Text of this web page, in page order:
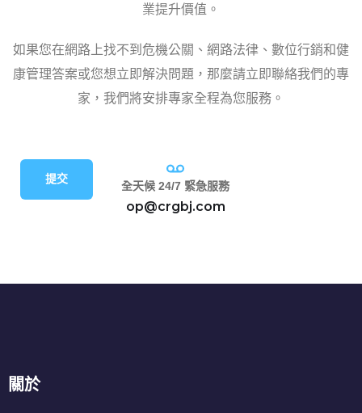
業提升價值。
如果您在網路上找不到危機公關、網路法律、數位行銷和健
康管理答案或您想立即解決問題，那麼請立即聯絡我們的專
家，我們將安排專家全程為您服務。
提交 全天候 24/7 緊急服務
op@crgbj.com
關於